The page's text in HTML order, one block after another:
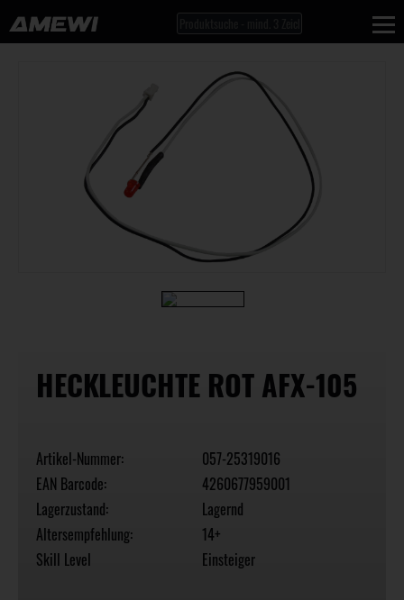
HECKLEUCHTE ROT AFX-105
Artikel-Nummer:
057-25319016
EAN Barcode:
4260677959001
Lagerzustand:
Lagernd
Altersempfehlung:
14+
Skill Level
Einsteiger